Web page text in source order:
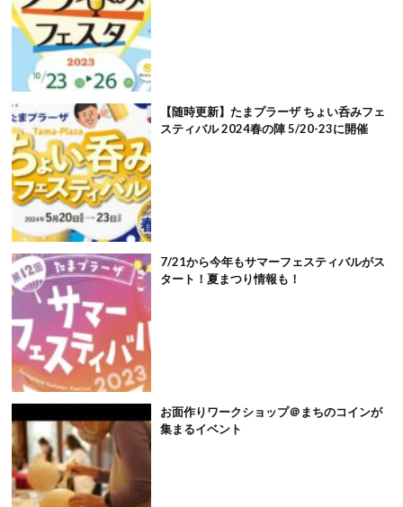
【随時更新】たまプラーザ ちょい呑みフェ
スティバル 2024春の陣 5/20-23に開催
7/21から今年もサマーフェスティバルがス
タート！夏まつり情報も！
お面作りワークショップ＠まちのコインが
集まるイベント